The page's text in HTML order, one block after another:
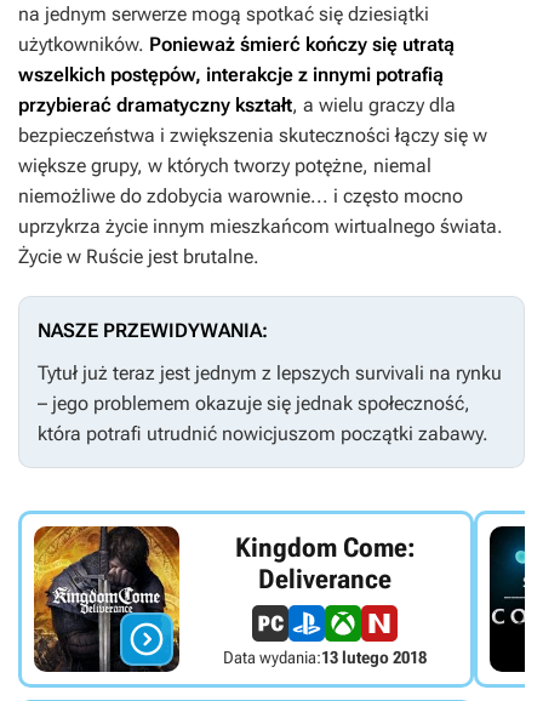
na jednym serwerze mogą spotkać się dziesiątki
użytkowników. Ponieważ śmierć kończy się utratą
wszelkich postępów, interakcje z innymi potrafią
przybierać dramatyczny kształt, a wielu graczy dla
bezpieczeństwa i zwiększenia skuteczności łączy się w
większe grupy, w których tworzy potężne, niemal
niemożliwe do zdobycia warownie... i często mocno
uprzykrza życie innym mieszkańcom wirtualnego świata.
Życie w Ruście jest brutalne.
NASZE PRZEWIDYWANIA:
Tytuł już teraz jest jednym z lepszych survivali na rynku
– jego problemem okazuje się jednak społeczność,
która potrafi utrudnić nowicjuszom początki zabawy.

Kingdom Come:
Deliverance
Data wydania:13 lutego 2018